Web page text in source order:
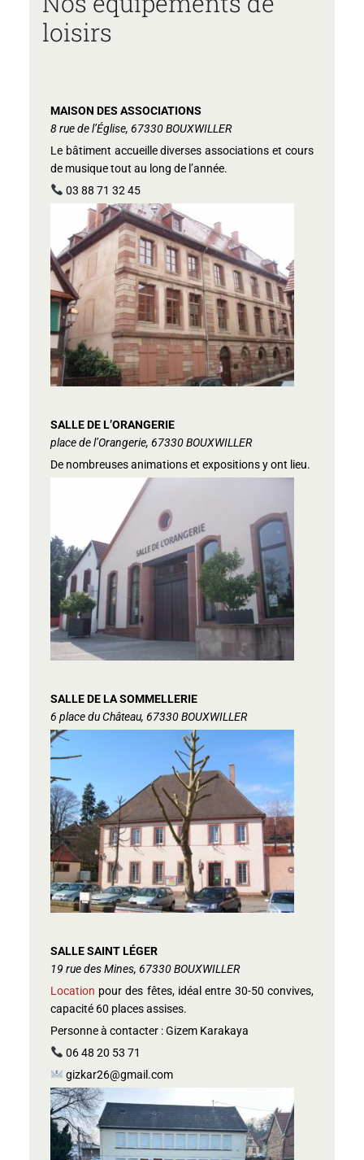
loisirs
MAISON DES ASSOCIATIONS
8 rue de l’Église, 67330 BOUXWILLER
Le bâtiment accueille diverses associations et cours
de musique tout au long de l’année.
03 88 71 32 45
SALLE DE L’ORANGERIE
place de l’Orangerie, 67330 BOUXWILLER
De nombreuses animations et expositions y ont lieu.
SALLE DE LA SOMMELLERIE
6 place du Château, 67330 BOUXWILLER
SALLE SAINT LÉGER
19 rue des Mines, 67330 BOUXWILLER
Location pour des fêtes, idéal entre 30-50 convives,
capacité 60 places assises.
Personne à contacter : Gizem Karakaya
06 48 20 53 71
gizkar26@gmail.com